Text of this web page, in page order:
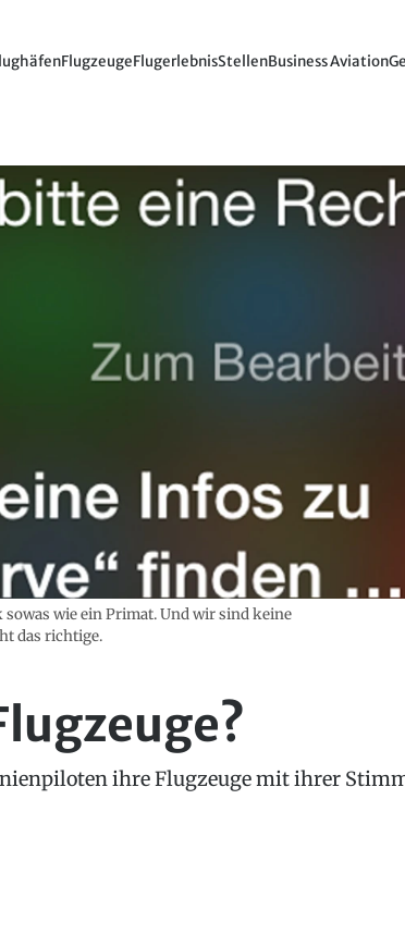
FlugzeugeFlugerlebnisStellenBusiness Aviation
wie ein Primat. Und wir sind keine
das richtige.
ihre Flugzeuge mit ihrer